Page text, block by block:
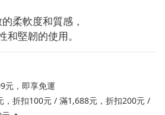
柔軟度和質感，
和堅韌的使用。
元，即享免運
折扣100元 / 滿1,688元，折扣200元 /